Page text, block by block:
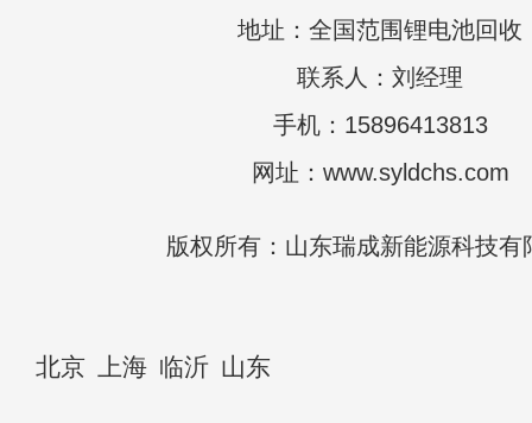
地址：全国范围锂电池回收
联系人：刘经理
手机：15896413813
网址：www.syldchs.com
版权所有：山东瑞成新能源科技有
北京 上海 临沂 山东